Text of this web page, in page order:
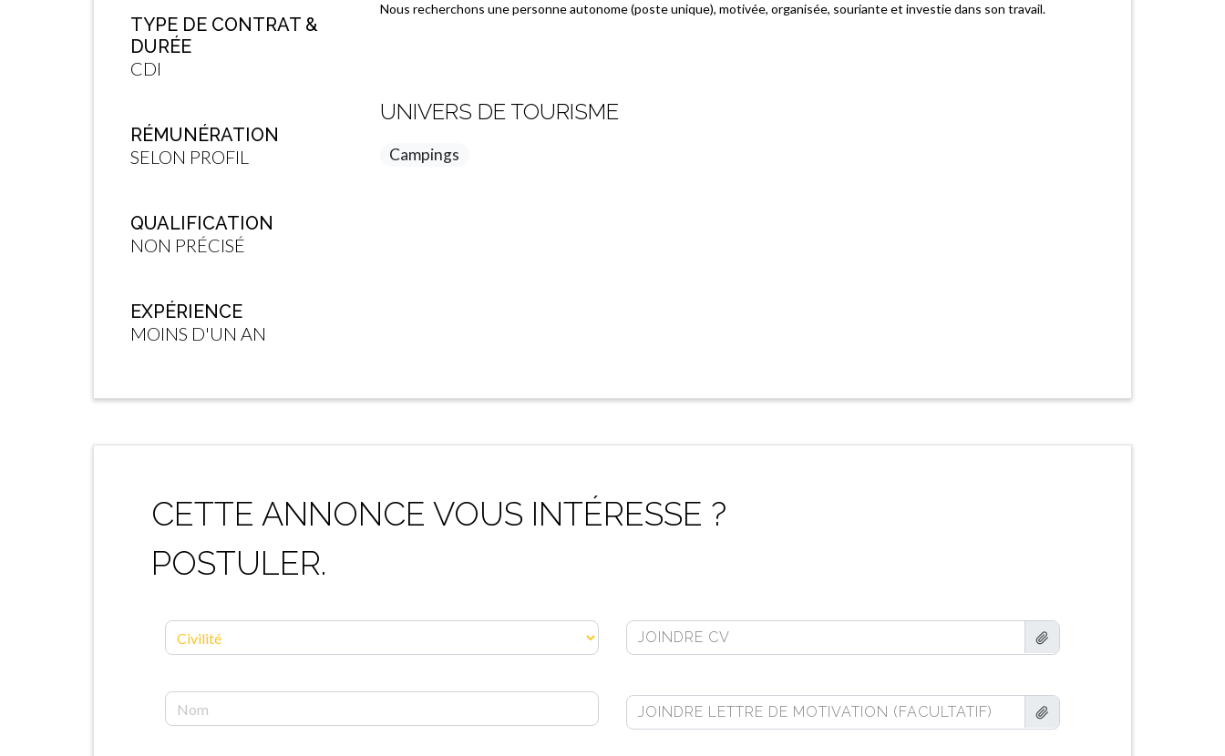
TYPE DE CONTRAT &
DURÉE
CDI
RÉMUNÉRATION
SELON PROFIL
QUALIFICATION
NON PRÉCISÉ
EXPÉRIENCE
MOINS D'UN AN
Nous recherchons une personne autonome (poste unique), motivée, organisée, souriante et investie dans son travail.
UNIVERS DE TOURISME
Campings
CETTE ANNONCE VOUS INTÉRESSE ?
POSTULER.
JOINDRE CV
JOINDRE LETTRE DE MOTIVATION (FACULTATIF)